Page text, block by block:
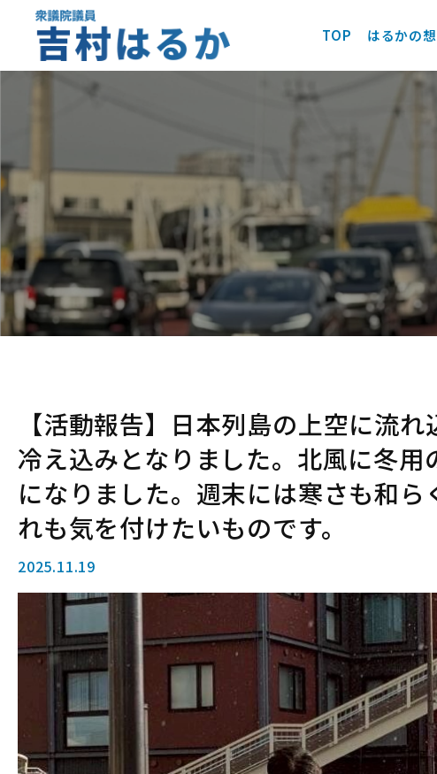
TOP はるかの
【活動報告】日本列島の上空に流
冷え込みとなりました。北風に冬
になりました。週末には寒さも和
れも気を付けたいものです。
2025.11.19